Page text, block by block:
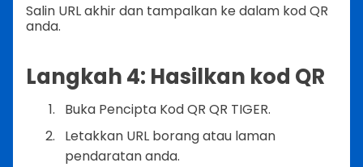
Salin URL akhir dan tampalkan ke dalam kod QR
anda.
Langkah 4: Hasilkan kod QR
Buka Pencipta Kod QR QR TIGER.
Letakkan URL borang atau laman
pendaratan anda.